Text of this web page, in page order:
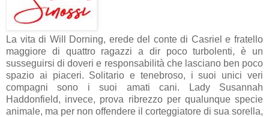
La vita di Will Dorning, erede del conte di Casriel e fratello
maggiore di quattro ragazzi a dir poco turbolenti, è un
susseguirsi di doveri e responsabilità che lasciano ben poco
spazio ai piaceri. Solitario e tenebroso, i suoi unici veri
compagni sono i suoi amati cani. Lady Susannah
Haddonfield, invece, prova ribrezzo per qualunque specie
animale, ma per non offendere il corteggiatore di sua sorella,